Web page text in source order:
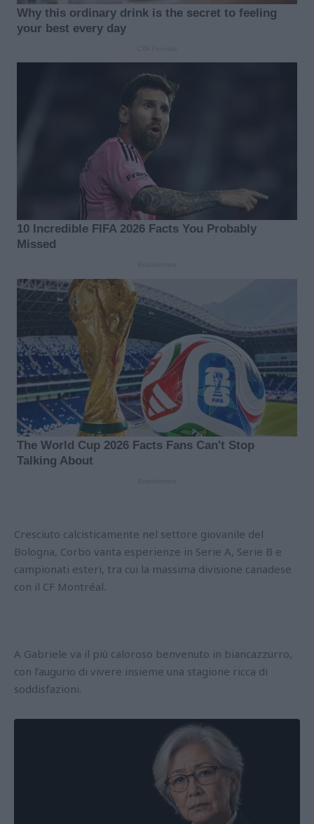
Cresciuto calcisticamente nel settore giovanile del
Bologna, Corbo vanta esperienze in Serie A, Serie B e
campionati esteri, tra cui la massima divisione canadese
con il CF Montréal.
A Gabriele va il più caloroso benvenuto in biancazzurro,
con l’augurio di vivere insieme una stagione ricca di
soddisfazioni.